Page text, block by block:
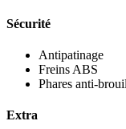
Sécurité
Antipatinage
Freins ABS
Phares anti-
Extra